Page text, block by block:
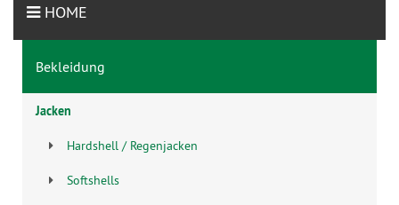
HOME
Bekleidung
Jacken
Hardshell / Regenjacken
Softshells